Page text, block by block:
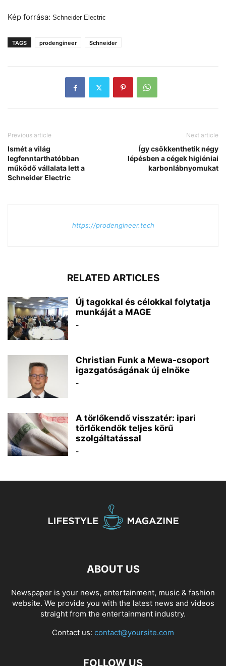
Kép forrása: Schneider Electric
TAGS prodengineer Schneider
Previous article
Ismét a világ
legfenntarthatóbban
működő vállalata lett a
Schneider Electric
Next article
Így csökkenthetik négy
lépésben a cégek higiéniai
karbonlábnyomukat
https://prodengineer.tech
RELATED ARTICLES
Új tagokkal és célokkal folytatja
munkáját a MAGE
-
Christian Funk a Mewa-csoport
igazgatóságának új elnöke
-
A törlőkendő visszatér: ipari
törlőkendők teljes körű
szolgáltatással
-
ABOUT US
Newspaper is your news, entertainment, music & fashion
website. We provide you with the latest news and videos
straight from the entertainment industry.
Contact us: contact@yoursite.com
FOLLOW US